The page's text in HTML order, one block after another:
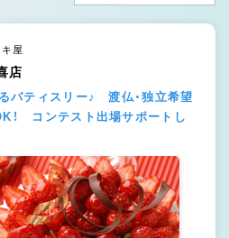
屋
店
パティスリー♪ 渡仏・独立希望
！ コンテスト出場サポートし